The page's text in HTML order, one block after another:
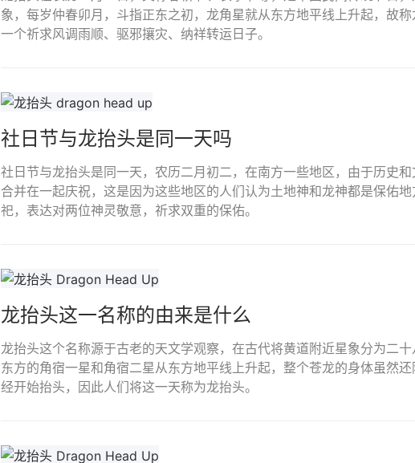
象，每岁仲春卯月，斗指正东之初，龙角星就从东方地平线上升起，故
一个祈求风调雨顺、驱邪攘灾、纳祥转运日子。
社日节与龙抬头是同一天吗
社日节与龙抬头是同一天，农历二月初二，在南方一些地区，由于历史
合并在一起庆祝，这是因为这些地区的人们认为土地神和龙神都是保佑
祀，表达对两位神灵敬意，祈求双重的保佑。
龙抬头这一名称的由来是什么
龙抬头这个名称源于古老的天文学观察，在古代将黄道附近星象分为二
东方的角宿一星和角宿二星从东方地平线上升起，整个苍龙的身体虽然
经开始抬头，因此人们将这一天称为龙抬头。